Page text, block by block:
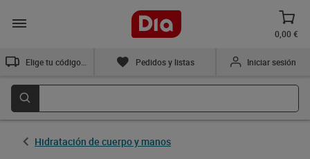
0,00 €
Pedidos y listas Iniciar sesión
Hidratación de cuerpo y manos